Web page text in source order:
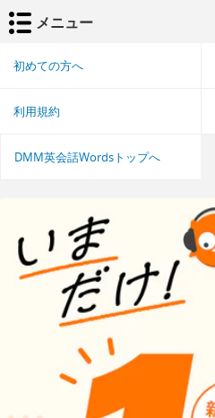
メニュー
初めての方へ
利用規約
DMM英会話Wordsトップへ